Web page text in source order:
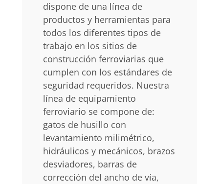
dispone de una línea de
productos y herramientas para
todos los diferentes tipos de
trabajo en los sitios de
construcción ferroviarias que
cumplen con los estándares de
seguridad requeridos. Nuestra
línea de equipamiento
ferroviario se compone de:
gatos de husillo con
levantamiento milimétrico,
hidráulicos y mecánicos, brazos
desviadores, barras de
corrección del ancho de vía,